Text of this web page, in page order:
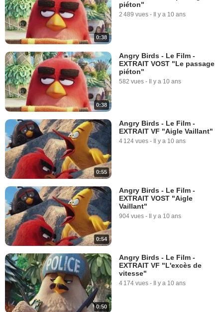
0:38
piéton"
2 489 vues - Il y a 10 ans
0:38
Angry Birds - Le Film -
EXTRAIT VOST "Le passage
piéton"
582 vues - Il y a 10 ans
0:55
Angry Birds - Le Film -
EXTRAIT VF "Aigle Vaillant"
4 124 vues - Il y a 10 ans
0:54
Angry Birds - Le Film -
EXTRAIT VOST "Aigle
Vaillant"
904 vues - Il y a 10 ans
0:50
Angry Birds - Le Film -
EXTRAIT VF "L'excès de
vitesse"
4 174 vues - Il y a 10 ans